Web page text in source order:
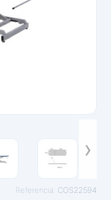
Referencia: COS22594